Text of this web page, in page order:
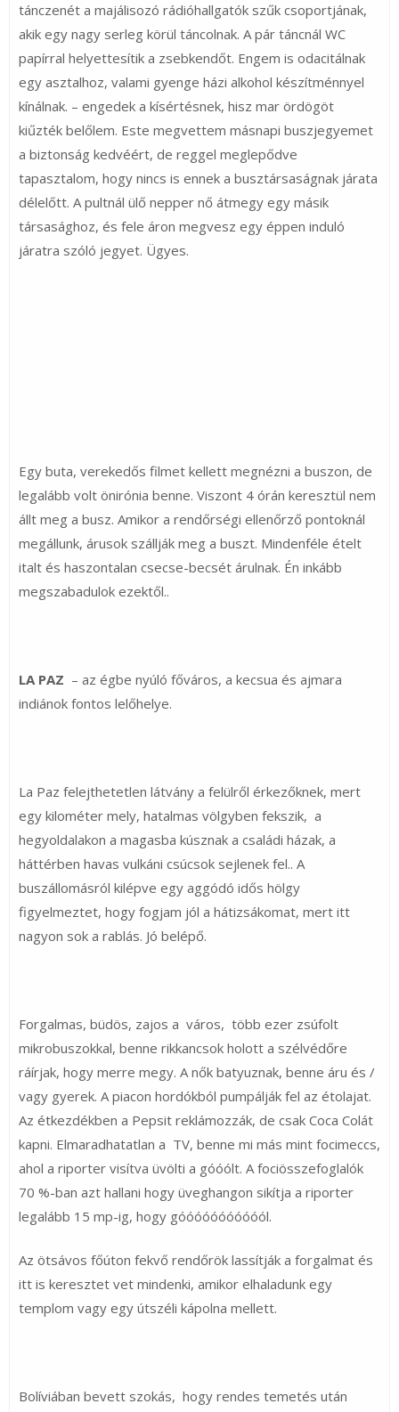
tánczenét a majálisozó rádióhallgatók szűk csoportjának,
akik egy nagy serleg körül táncolnak. A pár táncnál WC
papírral helyettesítik a zsebkendőt. Engem is odacitálnak
egy asztalhoz, valami gyenge házi alkohol készítménnyel
kínálnak. – engedek a kísértésnek, hisz mar ördögöt
kiűzték belőlem. Este megvettem másnapi buszjegyemet
a biztonság kedvéért, de reggel meglepődve
tapasztalom, hogy nincs is ennek a busztársaságnak járata
délelőtt. A pultnál ülő nepper nő átmegy egy másik
társasághoz, és fele áron megvesz egy éppen induló
járatra szóló jegyet. Ügyes.
Egy buta, verekedős filmet kellett megnézni a buszon, de
legalább volt önirónia benne. Viszont 4 órán keresztül nem
állt meg a busz. Amikor a rendőrségi ellenőrző pontoknál
megállunk, árusok szállják meg a buszt. Mindenféle ételt
italt és haszontalan csecse-becsét árulnak. Én inkább
megszabadulok ezektől..
LA PAZ – az égbe nyúló főváros, a kecsua és ajmara
indiánok fontos lelőhelye.
La Paz felejthetetlen látvány a felülről érkezőknek, mert
egy kilométer mely, hatalmas völgyben fekszik, a
hegyoldalakon a magasba kúsznak a családi házak, a
háttérben havas vulkáni csúcsok sejlenek fel.. A
buszállomásról kilépve egy aggódó idős hölgy
figyelmeztet, hogy fogjam jól a hátizsákomat, mert itt
nagyon sok a rablás. Jó belépő.
Forgalmas, büdös, zajos a város, több ezer zsúfolt
mikrobuszokkal, benne rikkancsok holott a szélvédőre
ráírjak, hogy merre megy. A nők batyuznak, benne áru és /
vagy gyerek. A piacon hordókból pumpálják fel az étolajat.
Az étkezdékben a Pepsit reklámozzák, de csak Coca Colát
kapni. Elmaradhatatlan a TV, benne mi más mint focimeccs,
ahol a riporter visítva üvölti a góóólt. A fociösszefoglalók
70 %-ban azt hallani hogy üveghangon sikítja a riporter
legalább 15 mp-ig, hogy góóóóóóóóóóól.
Az ötsávos főúton fekvő rendőrök lassítják a forgalmat és
itt is keresztet vet mindenki, amikor elhaladunk egy
templom vagy egy útszéli kápolna mellett.
Bolíviában bevett szokás, hogy rendes temetés után